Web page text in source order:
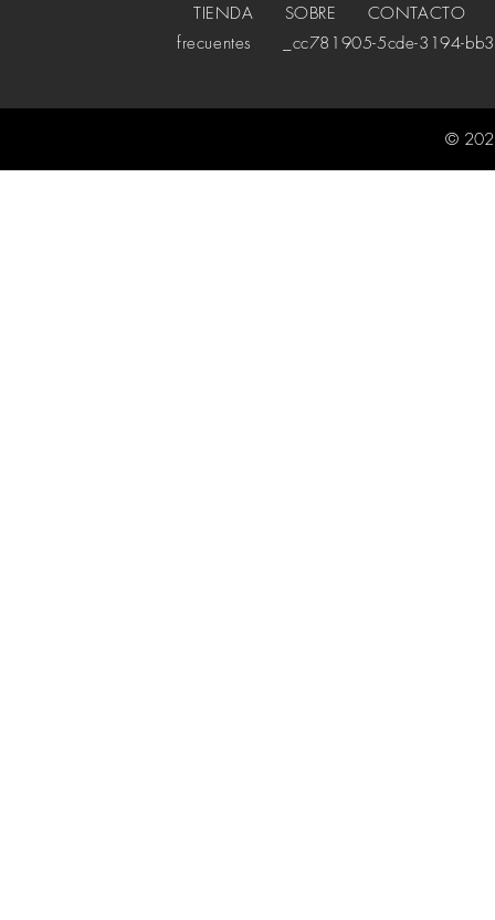
TIENDA SOBRE CONTACTO
frecuentes
_cc781905-5cde-3194-
©